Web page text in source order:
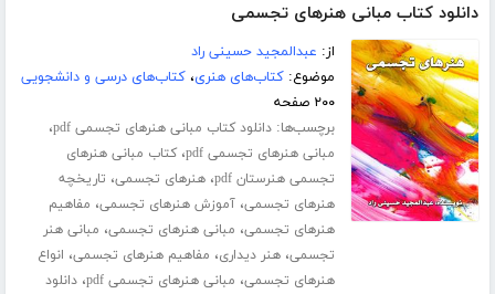
دانلود کتاب مبانی هنرهای تجسمی
از: عبدالمجید حسینی راد
موضوع:کتاب‌های هنری،کتاب‌های درسی و دانشجویی
۲۰۰ صفحه
برچسب‌ها:دانلود کتاب مبانی هنرهای تجسمی pdf ،
مبانی هنرهای تجسمی pdf ،کتاب مبانی هنرهای
تجسمی هنرستان pdf
،هنرهای تجسمی، تاریخچه
هنرهای تجسمی،آموزش هنرهای تجسمی، مفاهیم
هنرهای تجسمی، مبانی هنرهای تجسمی، مبانی هنر
تجسمی،هنر دیداری، مفاهیم هنرهای تجسمی، انواع
هنرهای تجسمی، مبانی هنرهای تجسمی pdf ،دانلود